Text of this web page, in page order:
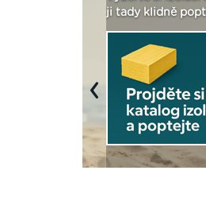
ji tady klidně
Previous